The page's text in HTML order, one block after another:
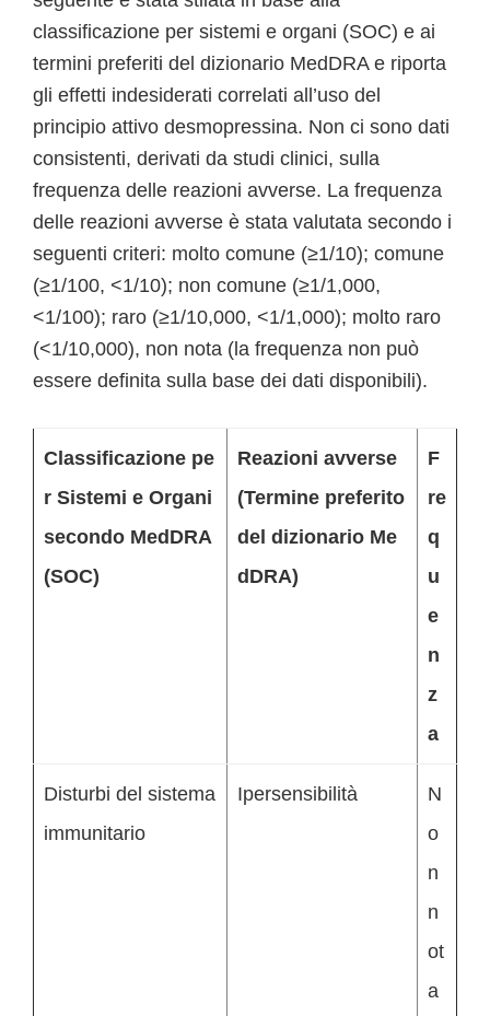
classificazione per sistemi e organi (SOC) e ai
termini preferiti del dizionario MedDRA e riporta
gli effetti indesiderati correlati all’uso del
principio attivo desmopressina. Non ci sono dati
consistenti, derivati da studi clinici, sulla
frequenza delle reazioni avverse. La frequenza
delle reazioni avverse è stata valutata secondo i
seguenti criteri: molto comune (≥1/10); comune
(≥1/100, <1/10); non comune (≥1/1,000,
<1/100); raro (≥1/10,000, <1/1,000); molto raro
(<1/10,000), non nota (la frequenza non può
essere definita sulla base dei dati disponibili).
Classificazione pe
r Sistemi e Organi
secondo MedDRA
(SOC)
Reazioni avverse
(Termine preferito
del dizionario Me
dDRA)
F
re
q
u
e
n
z
a
Disturbi del sistema
immunitario
Ipersensibilità
N
o
n
n
ot
a